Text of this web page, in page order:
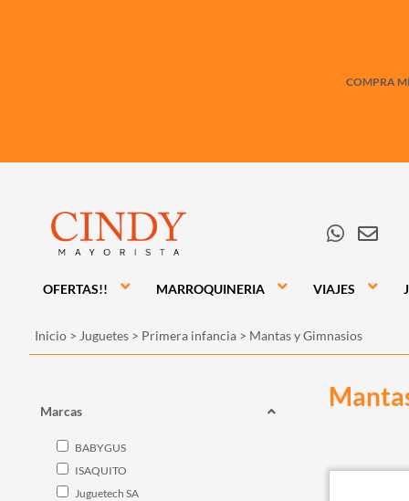
COMPRA
OFERTAS!! MARROQUINERIA VIAJES
Inicio > Juguetes > Primera infancia > Mantas y Gimnasios
Marcas
BABYGUS
ISAQUITO
Juguetech SA